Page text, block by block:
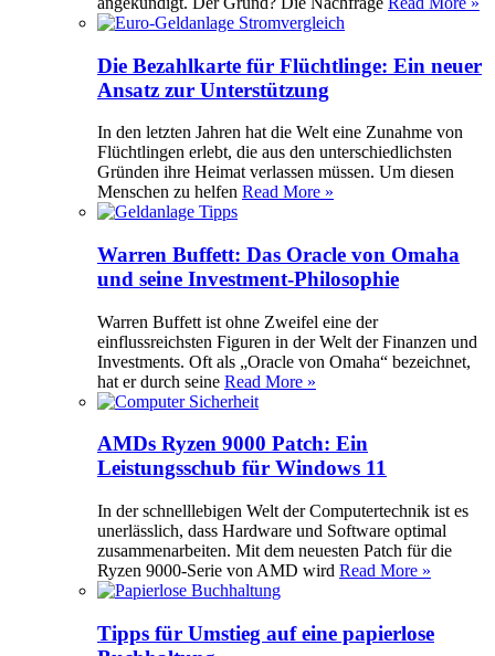
Die Bezahlkarte für Flüchtlinge: Ein neuer
Ansatz zur Unterstützung
In den letzten Jahren hat die Welt eine Zunahme von
Flüchtlingen erlebt, die aus den unterschiedlichsten
Gründen ihre Heimat verlassen müssen. Um diesen
Menschen zu helfen Read More »
Warren Buffett: Das Oracle von Omaha
und seine Investment-Philosophie
Warren Buffett ist ohne Zweifel eine der
einflussreichsten Figuren in der Welt der Finanzen und
Investments. Oft als „Oracle von Omaha“ bezeichnet,
hat er durch seine Read More »
AMDs Ryzen 9000 Patch: Ein
Leistungsschub für Windows 11
In der schnelllebigen Welt der Computertechnik ist es
unerlässlich, dass Hardware und Software optimal
zusammenarbeiten. Mit dem neuesten Patch für die
Ryzen 9000-Serie von AMD wird Read More »
Tipps für Umstieg auf eine papierlose